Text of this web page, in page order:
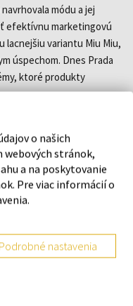
módu a jej
efektívnu marketingovú
lacnejšiu variantu Miu Miu,
úspechom. Dnes Prada
ktoré produkty
presne pre
o našich
webových stránok,
a na poskytovanie
Pre viac informácií o
Podrobné nastavenia